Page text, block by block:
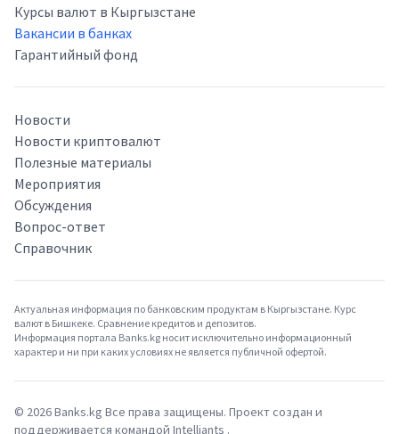
Курсы валют в Кыргызстане
Вакансии в банках
Гарантийный фонд
Новости
Новости криптовалют
Полезные материалы
Мероприятия
Обсуждения
Вопрос-ответ
Справочник
Актуальная информация по банковским продуктам в Кыргызстане. Курс
валют в Бишкеке. Сравнение кредитов и депозитов.
Информация портала Banks.kg носит исключительно информационный
характер и ни при каких условиях не является публичной офертой.
© 2026Banks.kg Все права защищены. Проект создан и
поддерживается командой Intelliants .